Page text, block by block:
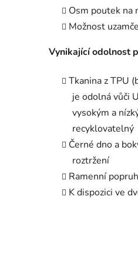
Osm poutek na
Možnost
Vynikající odolnost
Tkanina z TPU
je odolná vůči
vysokým a
recyklovatelný
Černé dno a
roztržení
Ramenní
K dispozici ve